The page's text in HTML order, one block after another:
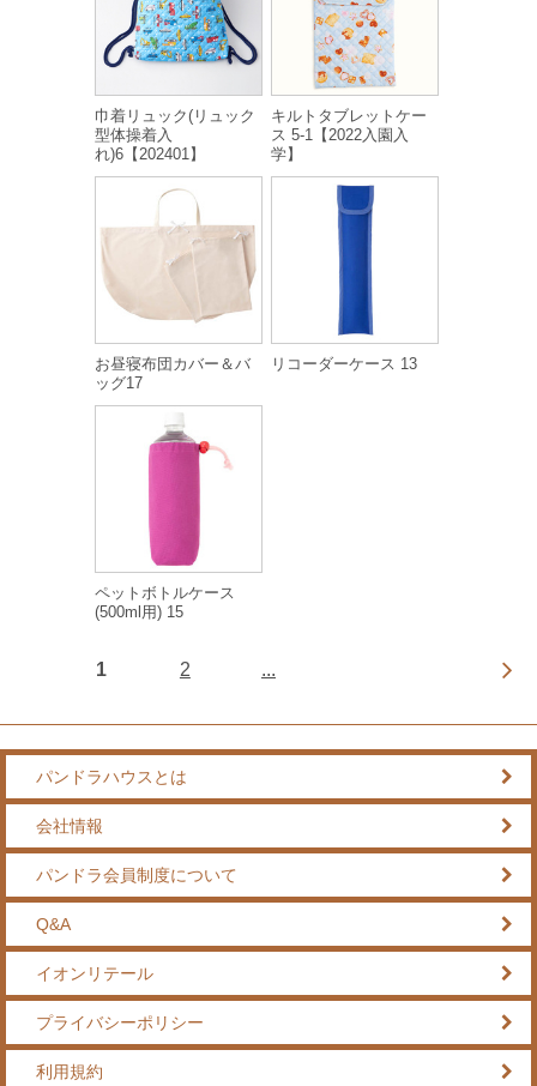
巾着リュック(リュック
型体操着入
れ)6【202401】
キルトタブレットケー
ス 5-1【2022入園入
学】
お昼寝布団カバー＆バ
ッグ17
リコーダーケース 13
ペットボトルケース
(500ml用) 15
1 2 ...
パンドラハウスとは
会社情報
パンドラ会員制度について
Q&A
イオンリテール
プライバシーポリシー
利用規約